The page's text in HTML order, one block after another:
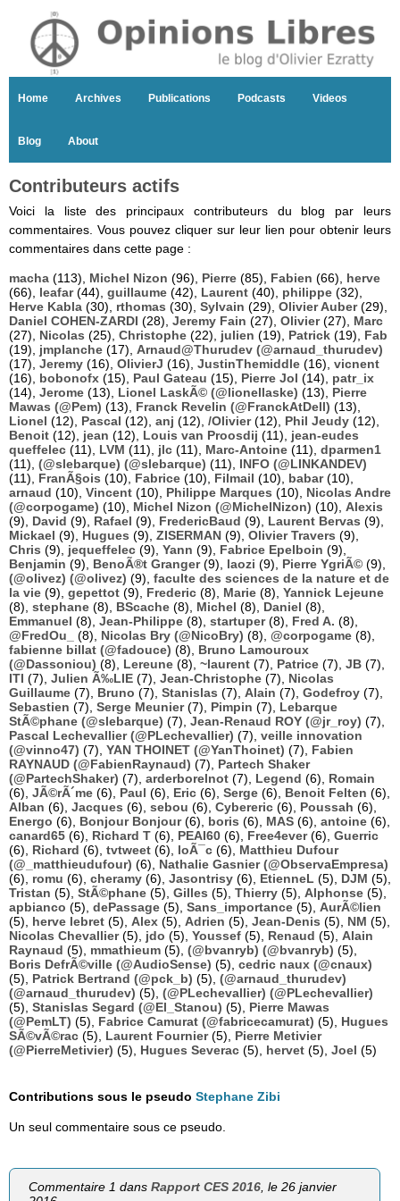
Home Archives Publications Podcasts Videos
Blog About
Contributeurs actifs
Voici la liste des principaux contributeurs du blog par leurs
commentaires. Vous pouvez cliquer sur leur lien pour obtenir leurs
commentaires dans cette page :
macha (113), Michel Nizon (96), Pierre (85), Fabien (66), herve
(66), leafar(44), guillaume (42), Laurent (40), philippe (32),
Herve Kabla (30), rthomas (30), Sylvain (29), Olivier Auber(29),
Daniel COHEN-ZARDI (28), Jeremy Fain (27), Olivier(27), Marc
(27), Nicolas (25), Christophe (22), julien (19), Patrick (19), Fab
(19), jmplanche (17), Arnaud@Thurudev (@arnaud_thurudev)
(17), Jeremy (16), OlivierJ (16), JustinThemiddle (16), vicnent
(16), bobonofx (15), Paul Gateau (15), Pierre Jol (14), patr_ix
(14), Jerome (13), Lionel LaskÃ© (@lionellaske) (13), Pierre
Mawas (@Pem) (13), Franck Revelin (@FranckAtDell) (13),
Lionel (12), Pascal (12), anj (12), /Olivier(12), Phil Jeudy (12),
Benoit (12), jean (12), Louis van Proosdij (11), jean-eudes
queffelec (11), LVM (11), jlc (11), Marc-Antoine (11), dparmen1
(11), (@slebarque) (@slebarque) (11), INFO (@LINKANDEV)
(11), FranÃ§ois (10), Fabrice (10), Filmail (10), babar(10),
arnaud (10), Vincent (10), Philippe Marques (10), Nicolas Andre
(@corpogame) (10), Michel Nizon (@MichelNizon) (10), Alexis
(9), David (9), Rafael (9), FredericBaud (9), Laurent Bervas (9),
Mickael (9), Hugues (9), ZISERMAN (9), Olivier Travers (9),
Chris (9), jequeffelec (9), Yann (9), Fabrice Epelboin (9),
Benjamin (9), BenoÃ®t Granger(9), laozi (9), Pierre YgriÃ© (9),
(@olivez) (@olivez) (9), faculte des sciences de la nature et de
la vie (9), gepettot (9), Frederic (8), Marie (8), Yannick Lejeune
(8), stephane (8), BScache (8), Michel (8), Daniel (8),
Emmanuel (8), Jean-Philippe (8), startuper(8), Fred A. (8),
@FredOu_
(8), Nicolas Bry (@NicoBry) (8), @corpogame (8),
fabienne billat (@fadouce) (8), Bruno Lamouroux
(@Dassoniou) (8), Lereune (8), ~laurent (7), Patrice (7), JB (7),
ITI (7), Julien Ã‰LIE (7), Jean-Christophe (7), Nicolas
Guillaume (7), Bruno (7), Stanislas (7), Alain (7), Godefroy (7),
Sebastien (7), Serge Meunier(7), Pimpin (7), Lebarque
StÃ©phane (@slebarque) (7), Jean-Renaud ROY (@jr_roy) (7),
Pascal Lechevallier (@PLechevallier) (7), veille innovation
(@vinno47) (7), YAN THOINET (@YanThoinet) (7), Fabien
RAYNAUD (@FabienRaynaud) (7), Partech Shaker
(@PartechShaker) (7), arderborelnot (7), Legend (6), Romain
(6), JÃ©rÃ´me (6), Paul (6), Eric (6), Serge (6), Benoit Felten (6),
Alban (6), Jacques (6), sebou (6), Cybereric (6), Poussah (6),
Energo (6), Bonjour Bonjour(6), boris (6), MAS (6), antoine (6),
canard65 (6), Richard T (6), PEAI60 (6), Free4ever(6), Guerric
(6), Richard (6), tvtweet (6), loÃ¯c (6), Matthieu Dufour
(@_matthieudufour) (6), Nathalie Gasnier (@ObservaEmpresa)
(6), romu (6), cheramy (6), Jasontrisy (6), EtienneL (5), DJM (5),
Tristan (5), StÃ©phane (5), Gilles (5), Thierry (5), Alphonse (5),
apbianco (5), dePassage (5), Sans_importance (5), AurÃ©lien
(5), herve lebret (5), Alex (5), Adrien (5), Jean-Denis (5), NM (5),
Nicolas Chevallier(5), jdo (5), Youssef (5), Renaud (5), Alain
Raynaud (5), mmathieum (5), (@bvanryb) (@bvanryb) (5),
Boris DefrÃ©ville (@AudioSense) (5), cedric naux (@cnaux)
(5), Patrick Bertrand (@pck_b) (5), (@arnaud_thurudev)
(@arnaud_thurudev) (5), (@PLechevallier) (@PLechevallier)
(5), Stanislas Segard (@El_Stanou) (5), Pierre Mawas
(@PemLT) (5), Fabrice Camurat (@fabricecamurat) (5), Hugues
SÃ©vÃ©rac (5), Laurent Fournier(5), Pierre Metivier
(@PierreMetivier) (5), Hugues Severac (5), hervet (5), Joel (5)
Contributions sous le pseudo Stephane Zibi
Un seul commentaire sous ce pseudo.
Commentaire 1 dansRapport CES 2016, le 26 janvier